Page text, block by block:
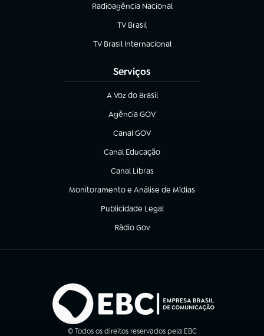
Radioagência Nacional
(abre em nova aba)
TV Brasil
(abre em nova aba)
TV Brasil Internacional
(abre em nova aba)
Serviços
A Voz do Brasil
(abre em nova aba)
Agência GOV
(abre em nova aba)
Canal GOV
(abre em nova aba)
Canal Educação
(abre em nova aba)
Canal Libras
(abre em nova aba)
Monitoramento e Análise de Mídias
(abre em nova aba)
Publicidade Legal
(abre em nova aba)
Rádio Gov
(abre em nova aba)
© Todos os direitos reservados pela EBC